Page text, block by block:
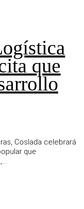
que
Coslada celebrará
que